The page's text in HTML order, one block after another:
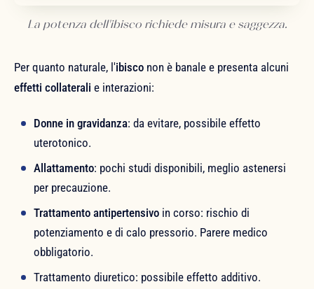
La potenza dell'ibisco richiede misura e saggezza.
Per quanto naturale, l'ibisco non è banale e presenta alcuni
effetti collaterali e interazioni:
Donne in gravidanza: da evitare, possibile effetto
uterotonico.
Allattamento: pochi studi disponibili, meglio astenersi
per precauzione.
Trattamento antipertensivo in corso: rischio di
potenziamento e di calo pressorio. Parere medico
obbligatorio.
Trattamento diuretico: possibile effetto additivo.